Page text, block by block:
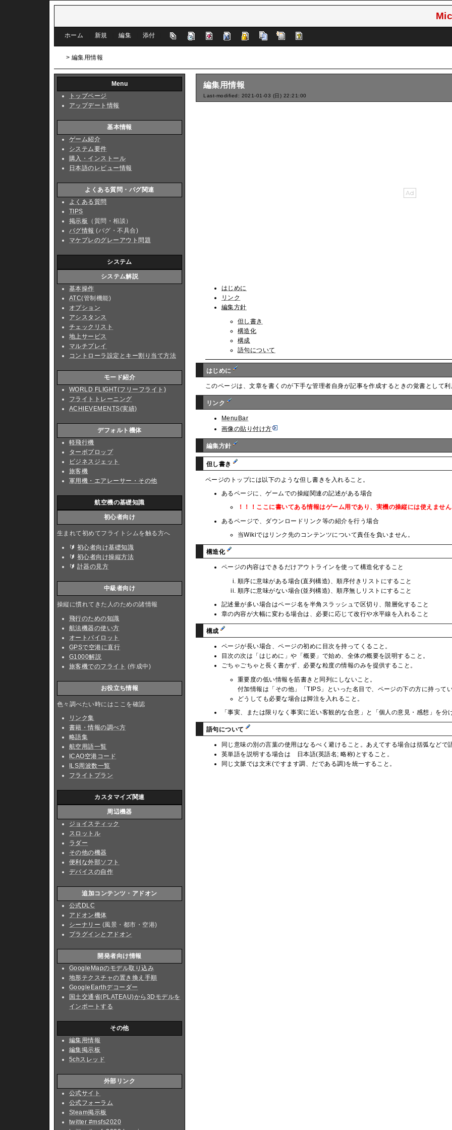
ホーム 新規 編集 添付
> 編集用情報
編集用情報
Last-modified: 2021-01-03 (日) 22:21:00
はじめに
リンク
編集方針
但し書き
構造化
構成
語句について
はじめに
このページは、文章を書くのが下手な管理者自身が記事を作成するときの覚書として
リンク
MenuBar
画像の貼り付け方
編集方針
但し書き
ページのトップには以下のような但し書きを入れること。
あるページに、ゲームでの操縦関連の記述がある場合
！！！ここに書いてある情報はゲーム用であり、実機の操縦には使えませ
あるページで、ダウンロードリンク等の紹介を行う場合
当Wikiではリンク先のコンテンツについて責任を負いません。
構造化
ページの内容はできるだけアウトラインを使って構造化すること
順序に意味がある場合(直列構造)、順序付きリストにすること
順序に意味がない場合(並列構造)、順序無しリストにすること
記述量が多い場合はページ名を半角スラッシュで区切り、階層化すること
章の内容が大幅に変わる場合は、必要に応じて改行や水平線を入れること
構成
ページが長い場合、ページの初めに目次を持ってくること。
目次の次は「はじめに」や「概要」で始め、全体の概要を説明すること。
ごちゃごちゃと長く書かず、必要な粒度の情報のみを提供すること。
重要度の低い情報を筋書きと同列にしないこと。
付加情報は「その他」「TIPS」といった名目で、ページの下の方に持って
どうしても必要な場合は脚注を入れること。
「事実、または限りなく事実に近い客観的な合意」と「個人の意見・感想」を分
語句について
同じ意味の別の言葉の使用はなるべく避けること。あえてする場合は括弧などで
英単語を説明する場合は 日本語(英語名; 略称)とすること。
同じ文脈では文末(ですます調、だである調)を統一すること。
Menu
トップページ
アップデート情報
基本情報
ゲーム紹介
システム要件
購入・インストール
日本語のレビュー情報
よくある質問・バグ関連
よくある質問
TIPS
掲示板 （質問・相談）
バグ情報 (バグ・不具合)
マケプレのグレーアウト問題
システム
システム解説
基本操作
ATC(管制機能)
オプション
アシスタンス
チェックリスト
地上サービス
マルチプレイ
コントローラ設定とキー割り当て方法
モード紹介
WORLD FLIGHT(フリーフライト)
フライトトレーニング
ACHIEVEMENTS(実績)
デフォルト機体
軽飛行機
ターボプロップ
ビジネスジェット
旅客機
軍用機・エアレーサー・その他
航空機の基礎知識
初心者向け
生まれて初めてフライトシムを触る方へ
🔰 初心者向け基礎知識
🔰 初心者向け操縦方法
🔰 計器の見方
中級者向け
操縦に慣れてきた人のための諸情報
飛行のための知識
航法機器の使い方
オートパイロット
GPSで空港に直行
G1000解説
旅客機でのフライト (作成中)
お役立ち情報
色々調べたい時にはここを確認
リンク集
書籍・情報の調べ方
略語集
航空用語一覧
ICAO空港コード
ILS周波数一覧
フライトプラン
カスタマイズ関連
周辺機器
ジョイスティック
スロットル
ラダー
その他の機器
便利な外部ソフト
デバイスの自作
追加コンテンツ・アドオン
公式DLC
アドオン機体
シーナリー (風景・都市・空港)
プラグインとアドオン
開発者向け情報
GoogleMapのモデル取り込み
地形テクスチャの置き換え手順
GoogleEarthデコーダー
国土交通省(PLATEAU)から3Dモデルを
インポートする
その他
編集用情報
編集掲示板
5chスレッド
外部リンク
公式サイト
公式フォーラム
Steam掲示板
twitter #msfs2020